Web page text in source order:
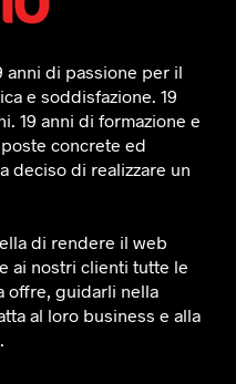
anni di passione per il
e soddisfazione. 19
19 anni di formazione e
concrete ed
deciso di realizzare un
di rendere il web
ai nostri clienti tutte le
offre, guidarli nella
al loro business e alla